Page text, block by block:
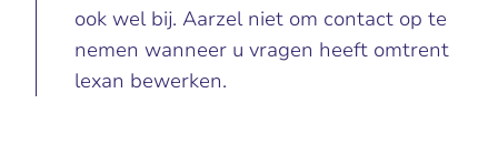
ook wel bij. Aarzel niet om contact op te
nemen wanneer u vragen heeft omtrent
lexan bewerken.